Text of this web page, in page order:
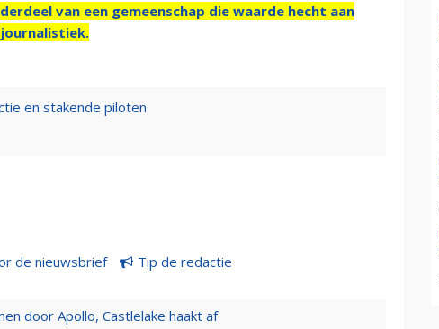
van een gemeenschap die waarde hecht aan
en stakende piloten
de nieuwsbrief Tip de redactie
door Apollo, Castlelake haakt af